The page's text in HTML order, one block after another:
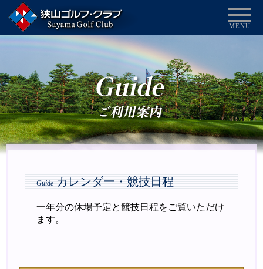
MENU
Guide カレンダー・競技日程
一年分の休場予定と競技日程をご覧いただけ
ます。